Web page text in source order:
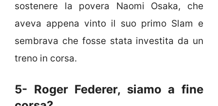
sostenere la povera Naomi Osaka, che
aveva appena vinto il suo primo Slam e
sembrava che fosse stata investita da un
treno in corsa.
5- Roger Federer, siamo a fine